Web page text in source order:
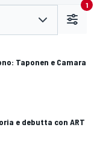
1
Taponen e Camara
e debutta con ART